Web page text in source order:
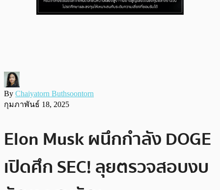
By Chaiyatorn Buthsoontorn
กุมภาพันธ์ 18, 2025
Elon Musk ผนึกกำลัง DOGE
เปิดศึก SEC! ลุยตรวจสอบงบ